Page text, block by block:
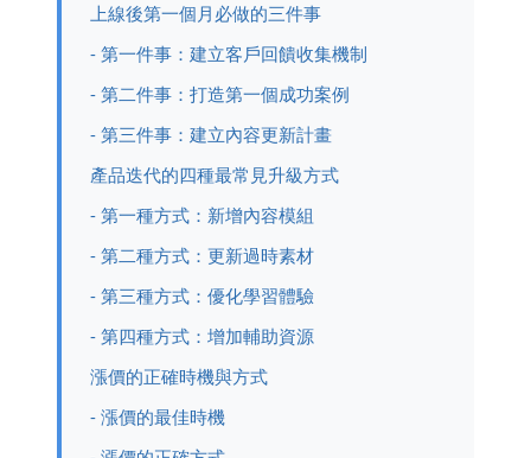
上線後第一個月必做的三件事
- 第一件事：建立客戶回饋收集機制
- 第二件事：打造第一個成功案例
- 第三件事：建立內容更新計畫
產品迭代的四種最常見升級方式
- 第一種方式：新增內容模組
- 第二種方式：更新過時素材
- 第三種方式：優化學習體驗
- 第四種方式：增加輔助資源
漲價的正確時機與方式
- 漲價的最佳時機